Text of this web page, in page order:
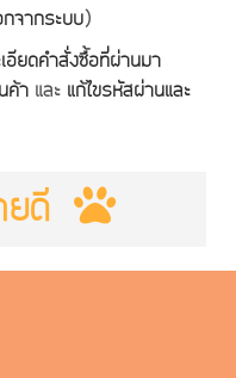
จากระบบ)
อียดคำสั่งซื้อที่ผ่านมา
ค้า และ แก้ไขรหัสผ่านและ
ยดี